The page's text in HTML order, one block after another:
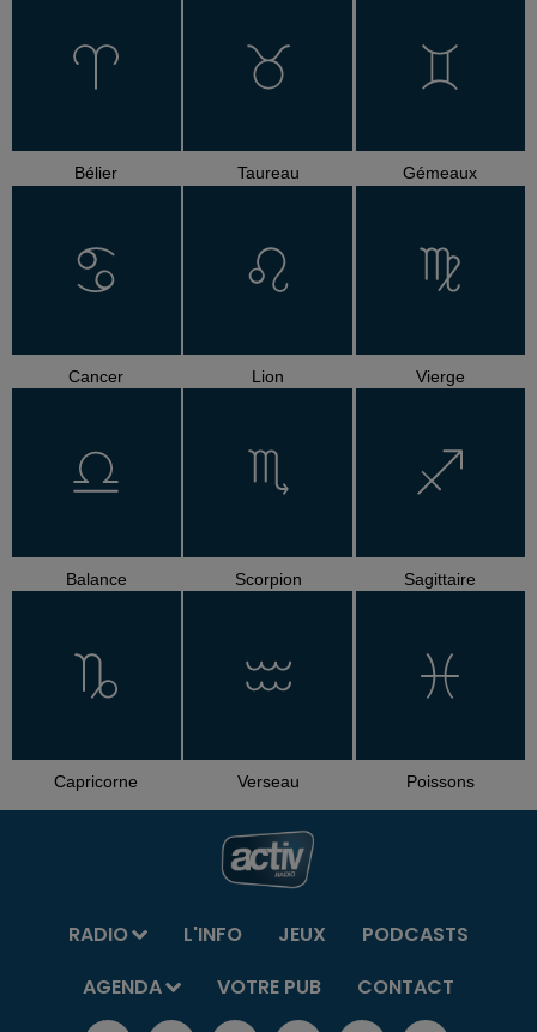
Bélier Taureau Gémeaux
Cancer Lion Vierge
Balance Scorpion Sagittaire
Capricorne Verseau Poissons
RADIO L'INFO JEUX
PODCASTS
AGENDA
VOTRE PUB CONTACT